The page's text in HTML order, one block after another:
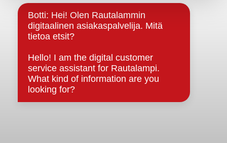
Strategiat, ohjelmat, ohjeet, suunnitelmat, säännöt ja
sopimukset
Asiakirjajulkisuuskuvaus
Evästeet
Saavutettavuusseloste
Tietosuoja
Tietosuojaselosteet